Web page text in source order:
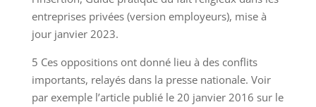
entreprises privées (version employeurs), mise à
jour janvier 2023.
5 Ces oppositions ont donné lieu à des conflits
importants, relayés dans la presse nationale. Voir
par exemple l’article publié le 20 janvier 2016 sur le